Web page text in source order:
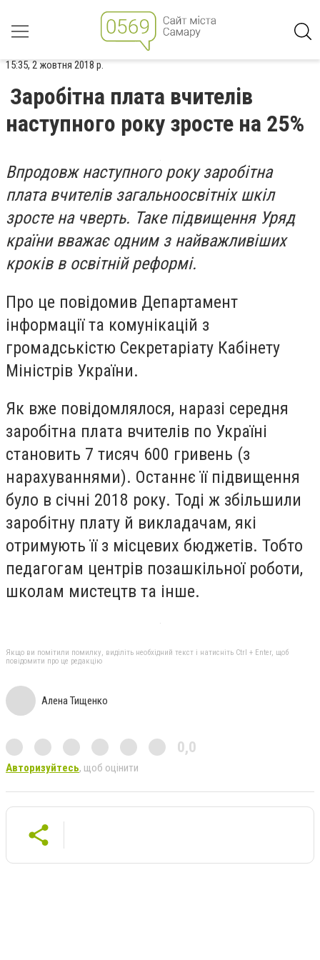
15:35, 2 жовтня 2018 р.
Заробітна плата вчителів
наступного року зросте на 25%
Впродовж наступного року заробітна
плата вчителів загальноосвітніх шкіл
зросте на чверть. Таке підвищення Уряд
країни вважає одним з найважливіших
кроків в освітній реформі.
Про це повідомив Департамент
інформації та комунікацій з
громадськістю Секретаріату Кабінету
Міністрів України.
Як вже повідомлялося, наразі середня
заробітна плата вчителів по Україні
становить 7 тисяч 600 гривень (з
нарахуваннями). Останнє її підвищення
було в січні 2018 року. Тоді ж збільшили
заробітну плату й викладачам, які
отримують її з місцевих бюджетів. Тобто
педагогам центрів позашкільної роботи,
школам мистецтв та інше.
Якщо ви помітили помилку, виділіть необхідний текст і натисніть Ctrl + Enter, щоб
повідомити про це редакцію
Алена Тищенко
0,0
Авторизуйтесь, щоб оцінити